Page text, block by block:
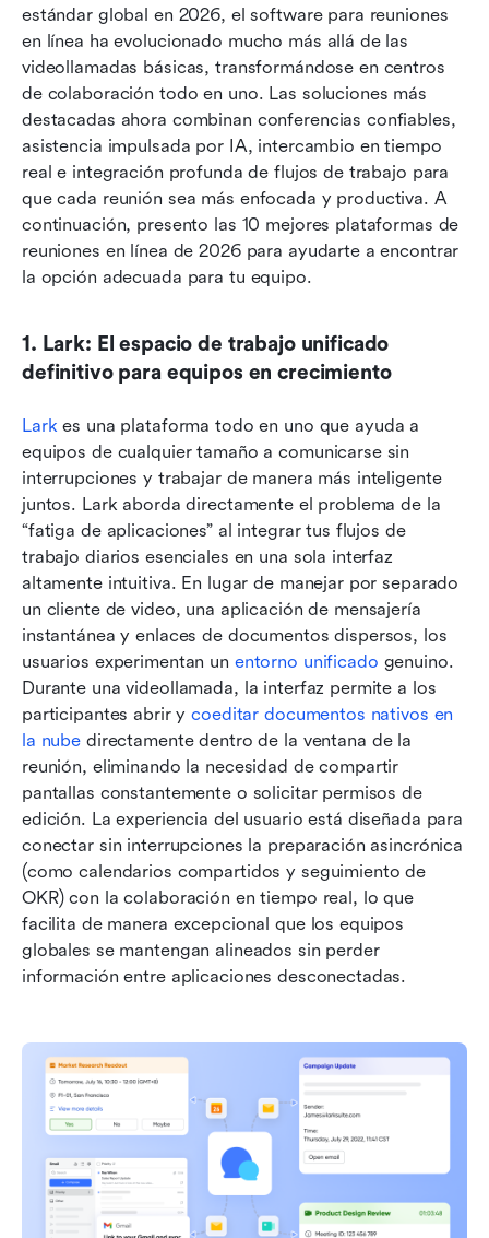
estándar global en 2026, el software para reuniones
en línea ha evolucionado mucho más allá de las
videollamadas básicas, transformándose en centros
de colaboración todo en uno. Las soluciones más
destacadas ahora combinan conferencias confiables,
asistencia impulsada por IA, intercambio en tiempo
real e integración profunda de flujos de trabajo para
que cada reunión sea más enfocada y productiva. A
continuación, presento las 10 mejores plataformas de
reuniones en línea de 2026 para ayudarte a encontrar
la opción adecuada para tu equipo.
1. Lark: El espacio de trabajo unificado
definitivo para equipos en crecimiento
Lark es una plataforma todo en uno que ayuda a
equipos de cualquier tamaño a comunicarse sin
interrupciones y trabajar de manera más inteligente
juntos. Lark aborda directamente el problema de la
“fatiga de aplicaciones” al integrar tus flujos de
trabajo diarios esenciales en una sola interfaz
altamente intuitiva. En lugar de manejar por separado
un cliente de video, una aplicación de mensajería
instantánea y enlaces de documentos dispersos, los
usuarios experimentan un entorno unificado genuino.
Durante una videollamada, la interfaz permite a los
participantes abrir y coeditar documentos nativos en
la nube directamente dentro de la ventana de la
reunión, eliminando la necesidad de compartir
pantallas constantemente o solicitar permisos de
edición. La experiencia del usuario está diseñada para
conectar sin interrupciones la preparación asincrónica
(como calendarios compartidos y seguimiento de
OKR) con la colaboración en tiempo real, lo que
facilita de manera excepcional que los equipos
globales se mantengan alineados sin perder
información entre aplicaciones desconectadas.